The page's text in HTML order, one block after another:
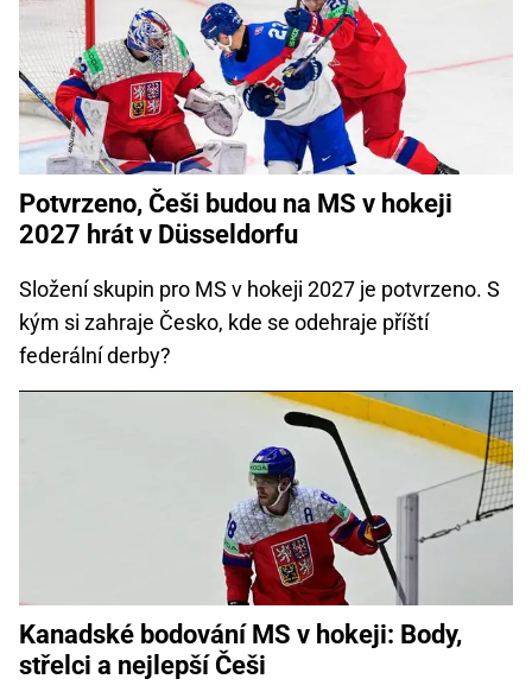
Potvrzeno, Češi budou na MS v hokeji
2027 hrát v Düsseldorfu
Složení skupin pro MS v hokeji 2027 je potvrzeno. S
kým si zahraje Česko, kde se odehraje příští
federální derby?
Kanadské bodování MS v hokeji: Body,
střelci a nejlepší Češi